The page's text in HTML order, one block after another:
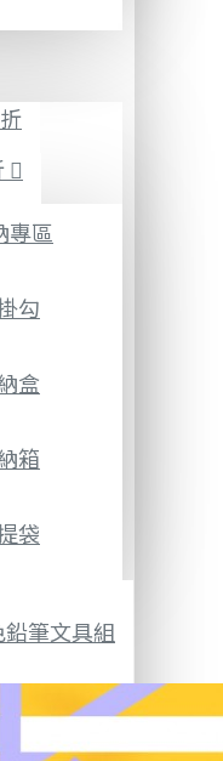
專區
勾
盒
箱
袋
筆文具組